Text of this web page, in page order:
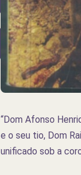
“Dom Afonso
e o seu tio, Dom
unificado sob a